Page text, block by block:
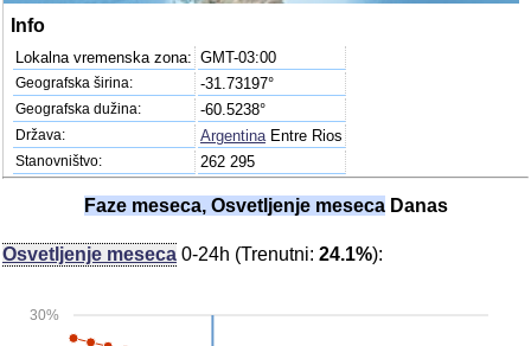
Info
Lokalna vremenska zona: GMT-03:00
Geografska širina: -31.73197°
Geografska dužina: -60.5238°
Država: Argentina Entre Rios
Stanovništvo: 262 295
Faze meseca, Osvetljenje mesecaDanas
Osvetljenje meseca 0-24h (Trenutni: 24.1%):
30%